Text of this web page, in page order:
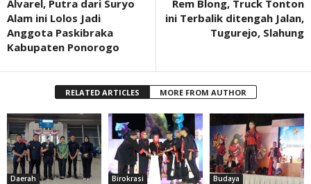
Alvarel, Putra dari Suryo
Alam ini Lolos Jadi
Anggota Paskibraka
Kabupaten Ponorogo
Rem Blong, Truck Tonton
ini Terbalik ditengah Jalan,
Tugurejo, Slahung
RELATED ARTICLES MORE FROM AUTHOR
Daerah Birokrasi Budaya